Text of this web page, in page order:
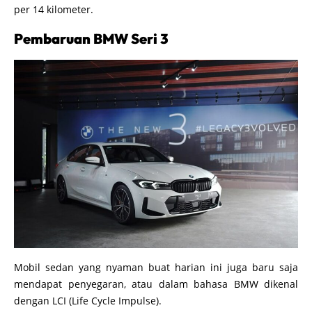
per 14 kilometer.
Pembaruan BMW Seri 3
Mobil sedan yang nyaman buat harian ini juga baru saja
mendapat penyegaran, atau dalam bahasa BMW dikenal
dengan LCI (Life Cycle Impulse).